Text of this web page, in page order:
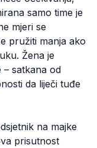
samo time je
mjeri se
pružiti manja ako
Žena je
– satkana od
da liječi tuđe
na majke
prisutnost